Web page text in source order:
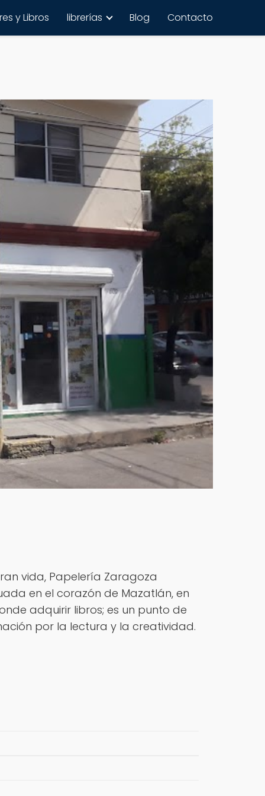
y Libros librerías Blog Contacto
vida, Papelería Zaragoza
en el corazón de Mazatlán, en
adquirir libros; es un punto de
por la lectura y la creatividad.